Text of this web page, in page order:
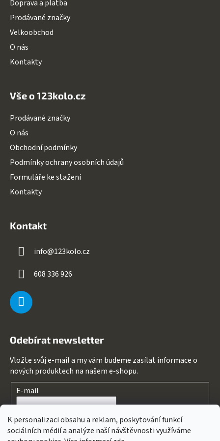
K personalizaci obsahu a reklam, poskytování funkcí
sociálních médií a analýze naší návštěvnosti využíváme
Doprava a platba
Prodávané značky
Velkoobchod
O nás
Kontakty
Vše o 123kolo.cz
Prodávané značky
O nás
Obchodní podmínky
Podmínky ochrany osobních údajů
Formuláře ke stažení
Kontakty
Kontakt
info@123kolo.cz
608 336 926
Odebírat newsletter
Vložte svůj e-mail a my vám budeme zasílat informace o
nových produktech na našem e-shopu.
E-mail
Souhlasím spodmínkami ochrany osobních údajů
PŘIHLÁSIT SE